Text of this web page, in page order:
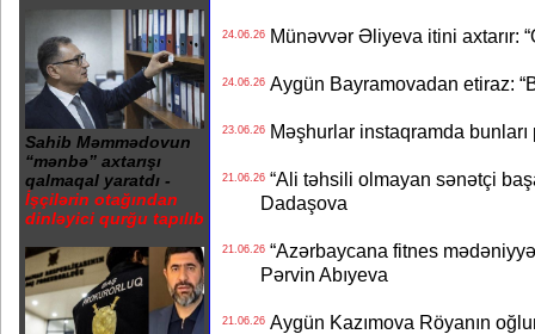
Sahib Məmmədovun
“mənbə” axtarışı
qalmaqal yaratdı -
İşçilərin otağından
dinləyici qurğu tapılıb
24.06.26Münəvvər Əliyeva itini axtarır:
24.06.26Aygün Bayramovadan etiraz:
23.06.26Məşhurlar instaqramda bunları
21.06.26“Ali təhsili olmayan sənətçi
Dadaşova
21.06.26“Azərbaycana fitnes
Pərvin Abıyeva
21.06.26Aygün Kazımova Röyanın